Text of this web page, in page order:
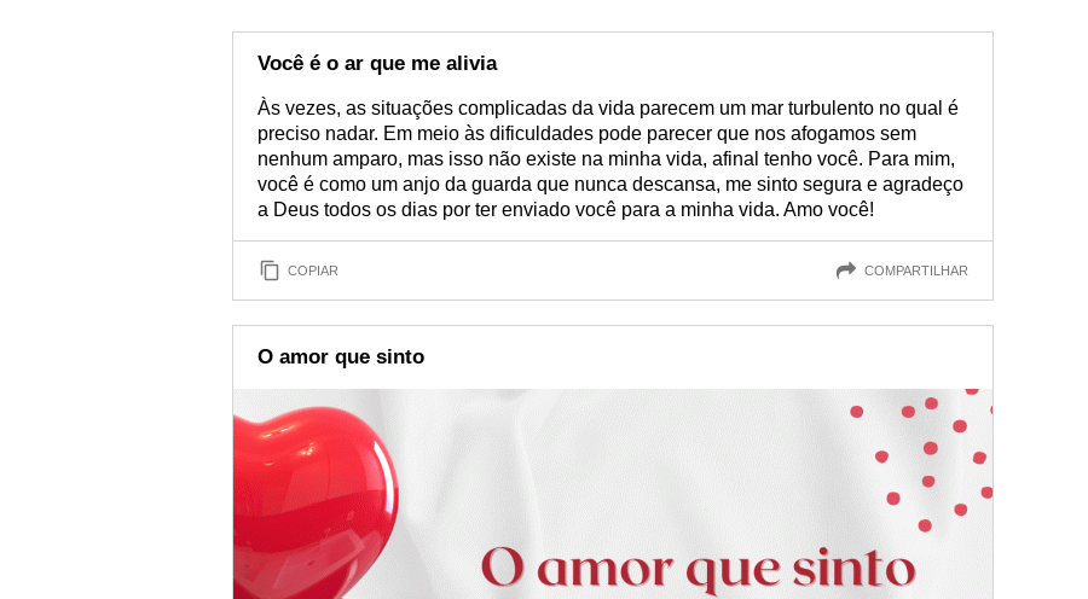
Você é o ar que me alivia
Às vezes, as situações complicadas da vida parecem um mar turbulento no qual é
preciso nadar. Em meio às dificuldades pode parecer que nos afogamos sem
nenhum amparo, mas isso não existe na minha vida, afinal tenho você. Para mim,
você é como um anjo da guarda que nunca descansa, me sinto segura e agradeço
a Deus todos os dias por ter enviado você para a minha vida. Amo você!
COPIAR COMPARTILHAR
O amor que sinto